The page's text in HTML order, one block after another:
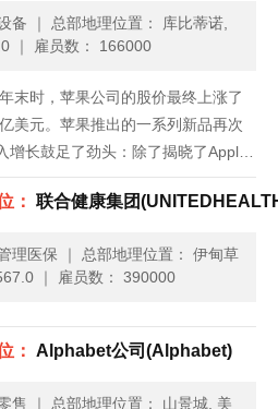
备 ｜ 总部地理位置： 库比蒂诺,
｜ 雇员数： 166000
末时，苹果公司的股价最终上涨了
美元。苹果推出的一系列新品再次
长鼓足了劲头：除了揭晓了Apple
类别，苹果还发布了iPhone 6，上
万部。......
： 联合健康集团
理医保 ｜ 总部地理位置： 伊甸草
｜ 雇员数： 390000
： Alphabet公司(Alphabet)
售 ｜ 总部地理位置： 山景城, 美